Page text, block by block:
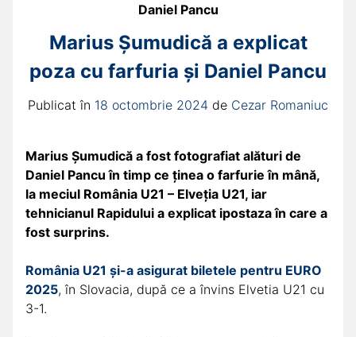
Daniel Pancu
Marius Șumudică a explicat
poza cu farfuria și Daniel Pancu
Publicat în 18 octombrie 2024 de Cezar Romaniuc
Marius Șumudică a fost fotografiat alături de
Daniel Pancu în timp ce ținea o farfurie în mână,
la meciul România U21 – Elveția U21, iar
tehnicianul Rapidului a explicat ipostaza în care a
fost surprins.
România U21 și-a asigurat biletele pentru EURO
2025, în Slovacia, după ce a învins Elvetia U21 cu
3-1.